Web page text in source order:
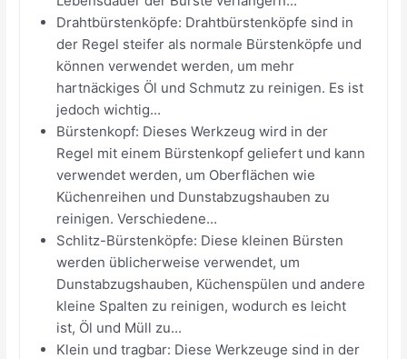
Drahtbürstenköpfe: Drahtbürstenköpfe sind in
der Regel steifer als normale Bürstenköpfe und
können verwendet werden, um mehr
hartnäckiges Öl und Schmutz zu reinigen. Es ist
jedoch wichtig...
Bürstenkopf: Dieses Werkzeug wird in der
Regel mit einem Bürstenkopf geliefert und kann
verwendet werden, um Oberflächen wie
Küchenreihen und Dunstabzugshauben zu
reinigen. Verschiedene...
Schlitz-Bürstenköpfe: Diese kleinen Bürsten
werden üblicherweise verwendet, um
Dunstabzugshauben, Küchenspülen und andere
kleine Spalten zu reinigen, wodurch es leicht
ist, Öl und Müll zu...
Klein und tragbar: Diese Werkzeuge sind in der